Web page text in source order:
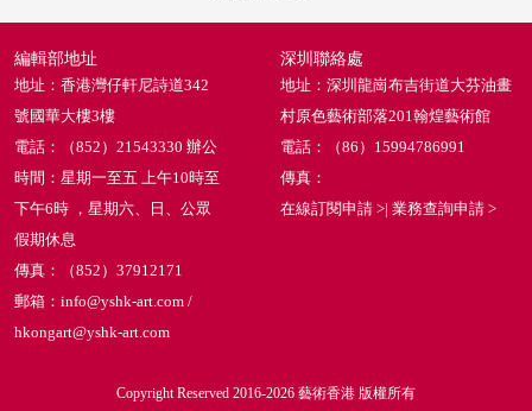
編輯部地址
地址：香港灣仔軒尼詩道342
號國華大樓3樓
電話：（852）21543330 辦公
時間：星期一至五 上午10時至
下午6時 ，星期六、日、公眾
假期休息
傳真：（852）37912171
郵箱：info@yshk-art.com /
hkongart@yshk-art.com
深圳聯絡處
地址：深圳龍崗布吉街道大芬油畫
村原色藝術部落201翰煌藝術館
電話：（86）15994786991
傳真：
在線訂閱申請 >| 業務查詢申請 >
Copyright Reserved 2016-2026 藝術香港 版權所有